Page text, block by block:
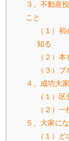
３、不動産
こと
（１）
知る
（２）
（３）
４、成功大
（１）
（２）
５、大家に
（１）